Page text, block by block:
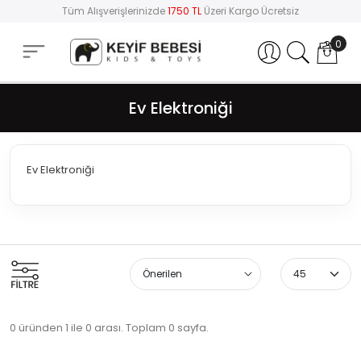
Tüm Alışverişlerinizde1750 TL Üzeri Kargo Ücretsiz
Hesabım 0
Ev Elektroniği
Ev Elektroniği
0 üründen 1 ile 0 arası. Toplam 0 sayfa.